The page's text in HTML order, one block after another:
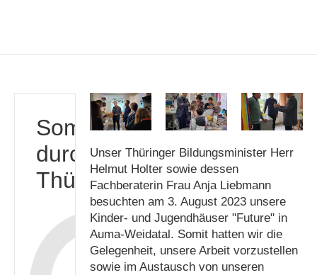
Sommertour
durch
Thüringen
Unser Thüringer Bildungsminister Herr
Helmut Holter sowie dessen
Fachberaterin Frau Anja Liebmann
besuchten am 3. August 2023 unsere
Kinder- und Jugendhäuser "Future" in
Auma-Weidatal. Somit hatten wir die
Gelegenheit, unsere Arbeit vorzustellen
sowie im Austausch von unseren